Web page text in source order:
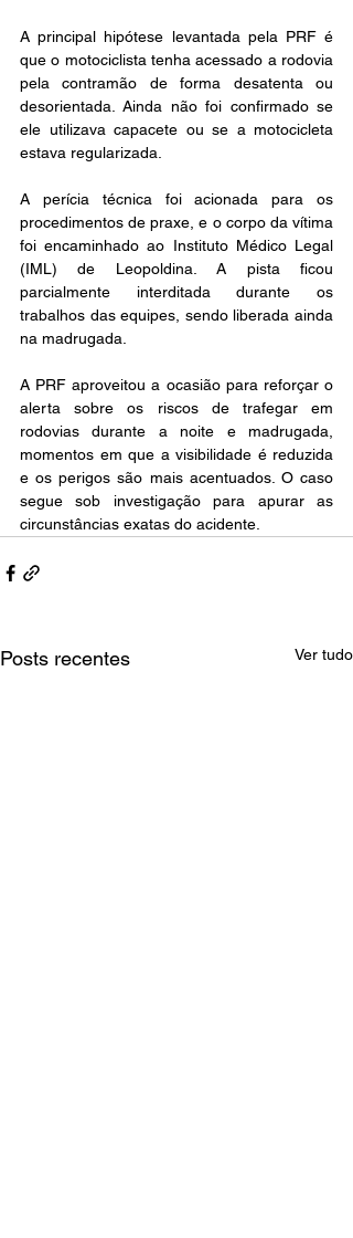
A principal hipótese levantada pela PRF é
que o motociclista tenha acessado a rodovia
pela contramão de forma desatenta ou
desorientada. Ainda não foi confirmado se
ele utilizava capacete ou se a motocicleta
estava regularizada.
A perícia técnica foi acionada para os
procedimentos de praxe, e o corpo da vítima
foi encaminhado ao Instituto Médico Legal
(IML) de Leopoldina. A pista ficou
parcialmente interditada durante os
trabalhos das equipes, sendo liberada ainda
na madrugada.
A PRF aproveitou a ocasião para reforçar o
alerta sobre os riscos de trafegar em
rodovias durante a noite e madrugada,
momentos em que a visibilidade é reduzida
e os perigos são mais acentuados. O caso
segue sob investigação para apurar as
circunstâncias exatas do acidente.
Posts recentes Ver tudo